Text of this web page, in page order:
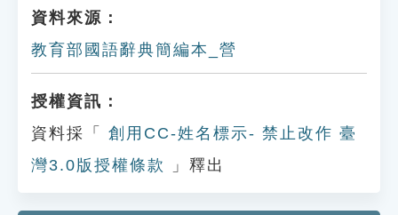
資料來源：
教育部國語辭典簡編本_營
授權資訊：
資料採「
創用CC-姓名標示- 禁止改作 臺
灣3.0版授權條款
」釋出